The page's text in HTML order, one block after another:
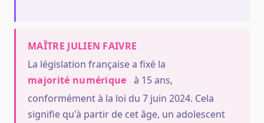
MAÎTRE JULIEN FAIVRE
La législation française a fixé la
majorité numérique à 15 ans,
conformément à la loi du 7 juin 2024. Cela
signifie qu'à partir de cet âge, un adolescent